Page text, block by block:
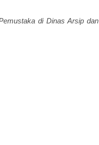
di Dinas Arsip dan